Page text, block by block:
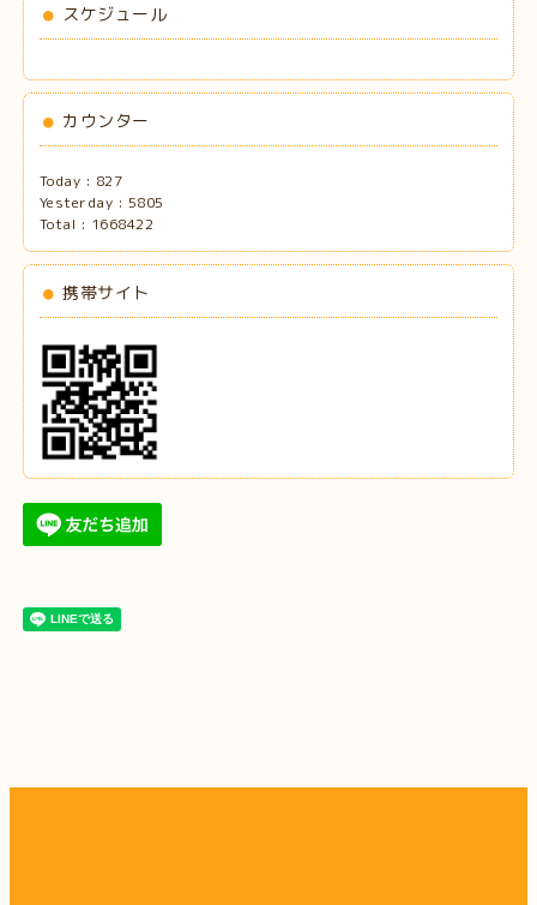
スケジュール
カウンター
Today : 827
Yesterday : 5805
Total : 1668422
携帯サイト